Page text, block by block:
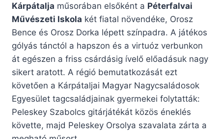
Kárpátalja műsorában elsőként a Péterfalvai
Művészeti Iskola két fiatal növendéke, Orosz
Bence és Orosz Dorka lépett színpadra. A játékos
gólyás tánctól a hapszon és a virtuóz verbunkon
át egészen a friss csárdásig ívelő előadásuk nagy
sikert aratott. A régió bemutatkozását ezt
követően a Kárpátaljai Magyar Nagycsaládosok
Egyesület tagcsaládjainak gyermekei folytatták:
Peleskey Szabolcs gitárjátékát közös éneklés
követte, majd Peleskey Orsolya szavalata zárta a